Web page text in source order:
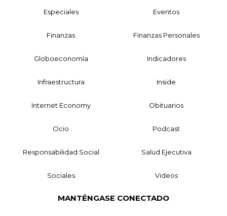
Especiales Eventos
Finanzas Finanzas Personales
Globoeconomía Indicadores
Infraestructura Inside
Internet Economy Obituarios
Ocio Podcast
Responsabilidad Social Salud Ejecutiva
Sociales Videos
MANTÉNGASE CONECTADO